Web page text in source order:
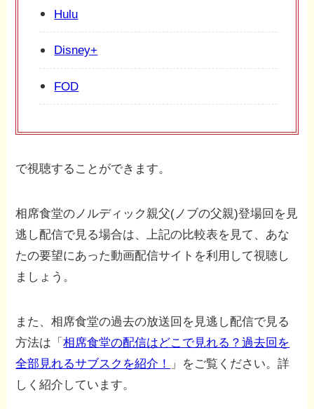
Hulu
Disney+
FOD
で視聴することができます。
相席食堂のノルディック親父(ノブの父親)登場回を見
逃し配信で見る場合は、上記の比較表を見て、あな
たの要望にあった動画配信サイトを利用して視聴し
ましょう。
また、相席食堂の過去の放送回を見逃し配信で見る
方法は「相席食堂の配信はどこで見れる？過去回を
全部見れるサブスクを紹介！
」をご覧ください。詳
しく紹介しています。